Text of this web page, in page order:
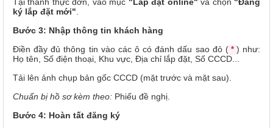
ký lắp đặt mới"
Bước 3: Nhập thông tin khách hàng
Điền đầy đủ thông tin vào các ô có đánh dấu sao đỏ ( * ) như:
Họ tên, Số điện thoại, Khu vực, Địa chỉ lắp đặt, Số CCCD...
Tải lên ảnh chụp bản gốc CCCD (mặt trước và mặt sau).
Chuẩn bị hồ sơ kèm theo: Phiếu đề nghị.
Bước 4: Hoàn tất đăng ký